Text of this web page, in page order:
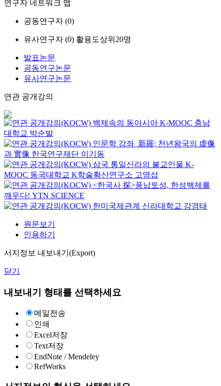
연구자 네트워크 맵
공동연구자 (0)
유사연구자 (0) 활용도상위20명
발표논문
공동연구논문
유사연구논문
연관 공개강의
백제속의 동아시아 K-MOOC 충남
대학교 박순발
인문학 강좌_新羅; 천년왕국의 虛像
과 實像 한국연구재단 이기동
삼국 통일신라의 불교인물 K-
MOOC 동국대학교 K학술확산연구소 고영섭
<한국사 探>풍납토성, 한성백제를
깨우다! YTN SCIENCE
한미국제관계 신라대학교 강경태
원문보기
인용하기
서지정보 내보내기(Export)
닫기
내보내기 형태를 선택하세요
메일전송
인쇄
Excel저장
Text저장
EndNote / Mendeley
RefWorks